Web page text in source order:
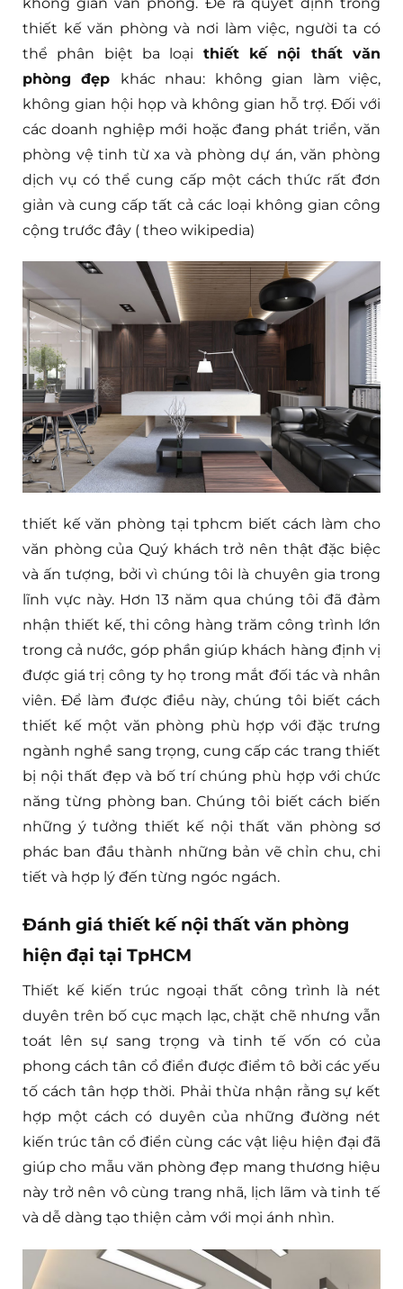
thiết kế văn phòng và nơi làm việc, người ta có
thể phân biệt ba loại thiết kế nội thất văn
phòng đẹp khác nhau: không gian làm việc,
không gian hội họp và không gian hỗ trợ. Đối với
các doanh nghiệp mới hoặc đang phát triển, văn
phòng vệ tinh từ xa và phòng dự án, văn phòng
dịch vụ có thể cung cấp một cách thức rất đơn
giản và cung cấp tất cả các loại không gian công
cộng trước đây ( theo wikipedia)
thiết kế văn phòng tại tphcm biết cách làm cho
văn phòng của Quý khách trở nên thật đặc biệc
và ấn tượng, bởi vì chúng tôi là chuyên gia trong
lĩnh vực này. Hơn 13 năm qua chúng tôi đã đảm
nhận thiết kế, thi công hàng trăm công trình lớn
trong cả nước, góp phần giúp khách hàng định vị
được giá trị công ty họ trong mắt đối tác và nhân
viên. Để làm được điều này, chúng tôi biết cách
thiết kế một văn phòng phù hợp với đặc trưng
ngành nghề sang trọng, cung cấp các trang thiết
bị nội thất đẹp và bố trí chúng phù hợp với chức
năng từng phòng ban. Chúng tôi biết cách biến
những ý tưởng thiết kế nội thất văn phòng sơ
phác ban đầu thành những bản vẽ chỉn chu, chi
tiết và hợp lý đến từng ngóc ngách.
Đánh giá thiết kế nội thất văn phòng
hiện đại tại TpHCM
Thiết kế kiến trúc ngoại thất công trình là nét
duyên trên bố cục mạch lạc, chặt chẽ nhưng vẫn
toát lên sự sang trọng và tinh tế vốn có của
phong cách tân cổ điển được điểm tô bởi các yếu
tố cách tân hợp thời. Phải thừa nhận rằng sự kết
hợp một cách có duyên của những đường nét
kiến trúc tân cổ điển cùng các vật liệu hiện đại đã
giúp cho mẫu văn phòng đẹp mang thương hiệu
này trở nên vô cùng trang nhã, lịch lãm và tinh tế
và dễ dàng tạo thiện cảm với mọi ánh nhìn.